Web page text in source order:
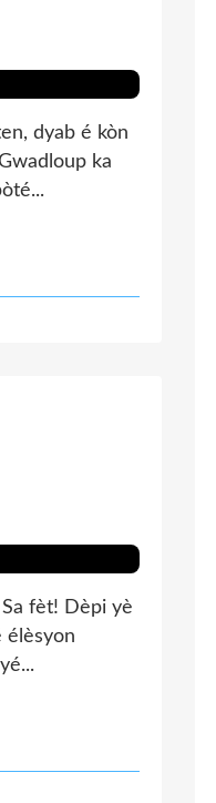
dyab é kòn
ka
fèt! Dèpi yè
élèsyon